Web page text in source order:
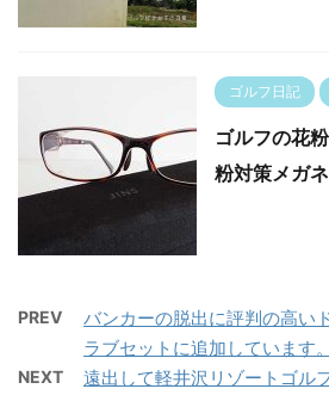
ゴルフ日記
ゴルフの花
粉対策メガ
PREV
バンカーの脱出に評判の高い
ラブセットに追加しています。
NEXT
遠出して軽井沢リゾートゴル